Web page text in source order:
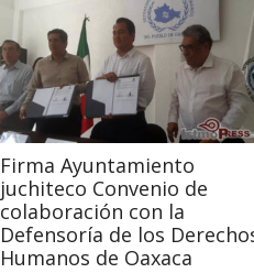
Firma Ayuntamiento
juchiteco Convenio de
colaboración con la
Defensoría de los
Humanos de Oaxaca